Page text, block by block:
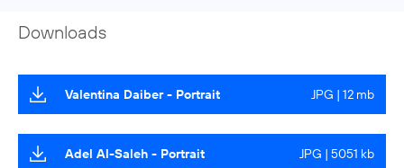
Downloads
Valentina Daiber - Portrait JPG | 12 mb
Adel Al-Saleh - Portrait JPG | 5051 kb